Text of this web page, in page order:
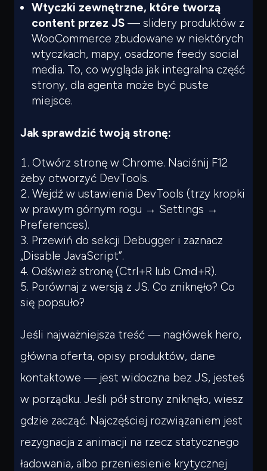
Wtyczki zewnętrzne, które tworzą
content przez JS — slidery produktów z
WooCommerce zbudowane w niektórych
wtyczkach, mapy, osadzone feedy social
media. To, co wygląda jak integralna część
strony, dla agenta może być puste
miejsce.
Jak sprawdzić twoją stronę:
Otwórz stronę w Chrome. Naciśnij F12
żeby otworzyć DevTools.
Wejdź w ustawienia DevTools (trzy kropki
w prawym górnym rogu → Settings →
Preferences).
Przewiń do sekcji Debugger i zaznacz
„Disable JavaScript”.
Odśwież stronę (Ctrl+R lub Cmd+R).
Porównaj z wersją z JS. Co zniknęło? Co
się popsuło?
Jeśli najważniejsza treść — nagłówek hero,
główna oferta, opisy produktów, dane
kontaktowe — jest widoczna bez JS, jesteś
w porządku. Jeśli pół strony zniknęło, wiesz
gdzie zacząć. Najczęściej rozwiązaniem jest
rezygnacja z animacji na rzecz statycznego
ładowania, albo przeniesienie krytycznej